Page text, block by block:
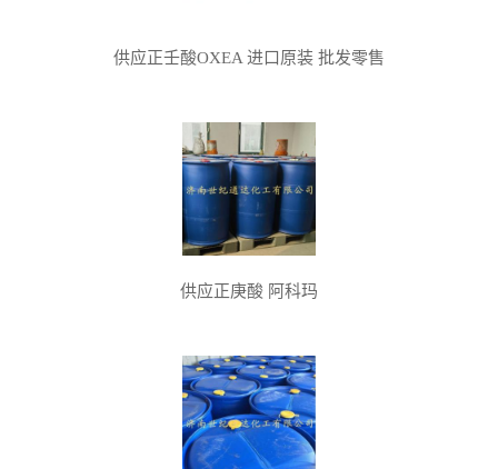
供应正壬酸OXEA 进口原装 批发零售
供应正庚酸 阿科玛